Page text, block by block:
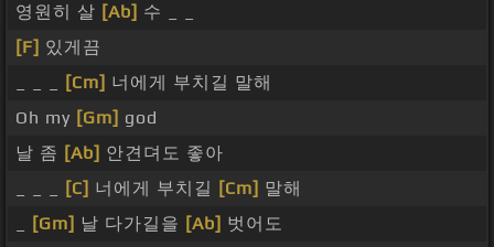
영원히 살 [Ab] 수 _ _
[F] 있게끔
[Cm] 너에게 부치길 말해
Oh my [Gm] god
날 좀 [Ab] 안견뎌도 좋아
[C] 너에게 부치길 [Cm] 말해
[Gm] 날 다가길을 [Ab] 벗어도